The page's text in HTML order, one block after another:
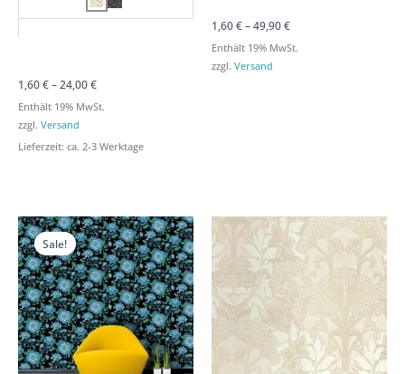
1,60€–24,00€
Enthält 19% MwSt.
zzgl. Versand
Lieferzeit: ca. 2-3 Werktage
1,60€–49,90€
Enthält 19% MwSt.
zzgl. Versand
Sale!
Preisspanne:
1,60 €
bis
39,90 €
Preisspanne:
1,60 €
bis
39,90 €